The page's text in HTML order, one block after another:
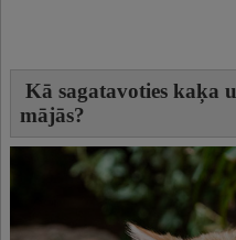
Kā sagatavoties kaķa
mājās?